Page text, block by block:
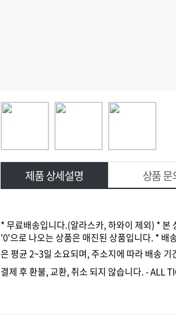
제품 상세설명 상품 문
* 무료배송입니다.(알라스카, 하와이 제외) * 본
'0'으로 나오는 상품은 매진된 상품입니다. *
은 평균 2~3일 소요되며, 주소지에 따라 배송
결제 후 환불, 교환, 취소 되지 않습니다. - ALL